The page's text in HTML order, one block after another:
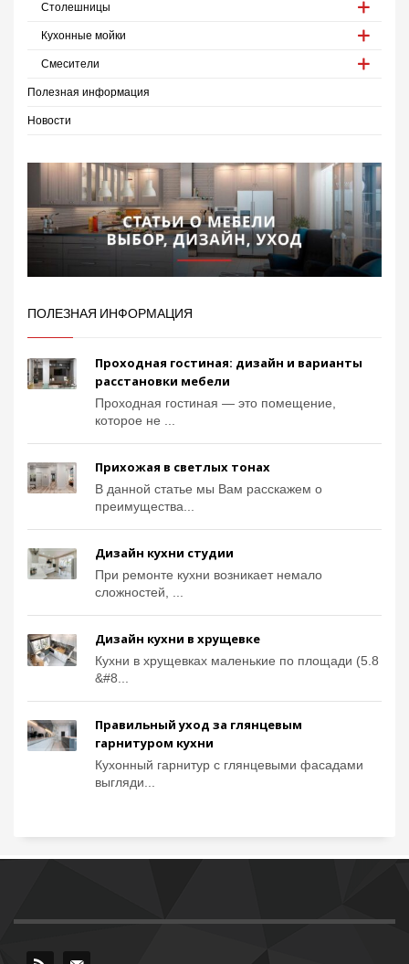
Столешницы
Кухонные мойки
Смесители
Полезная информация
Новости
ПОЛЕЗНАЯ ИНФОРМАЦИЯ
Проходная гостиная: дизайн и варианты
расстановки мебели
Проходная гостиная — это помещение,
которое не ...
Прихожая в светлых тонах
В данной статье мы Вам расскажем о
преимущества...
Дизайн кухни студии
При ремонте кухни возникает немало
сложностей, ...
Дизайн кухни в хрущевке
Кухни в хрущевках маленькие по площади (5.8
&#8...
Правильный уход за глянцевым
гарнитуром кухни
Кухонный гарнитур с глянцевыми фасадами
выгляди...